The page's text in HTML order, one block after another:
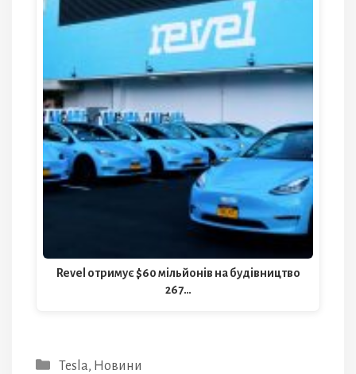
Revel отримує $60 мільйонів на будівництво
267…
Категорії
Tesla, Новини